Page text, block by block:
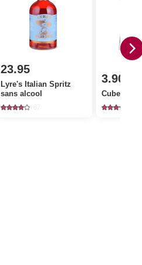
23.95
Lyre's Italian Spritz
sans alcool
3.90